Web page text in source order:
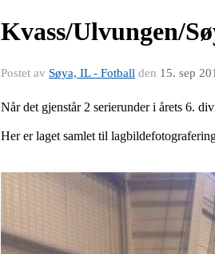
Kvass/Ulvungen/
Postet av Søya, IL - Fotball den 15. sep
Når det gjenstår 2 serierunder i årets 6.
Her er laget samlet til